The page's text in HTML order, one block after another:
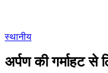
स्थानीय
अर्पण की गर्माहट से